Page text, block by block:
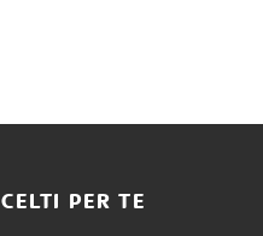
PER TE